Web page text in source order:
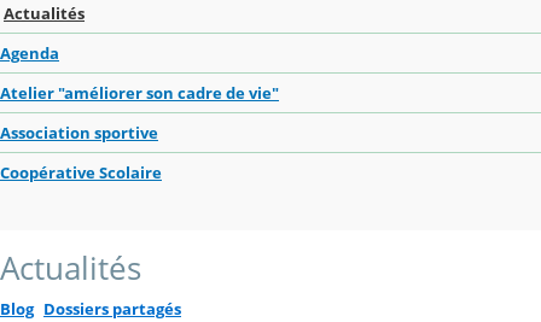
Actualités
Agenda
Atelier "améliorer son cadre de vie"
Association sportive
Coopérative Scolaire
Actualités
Blog Dossiers partagés